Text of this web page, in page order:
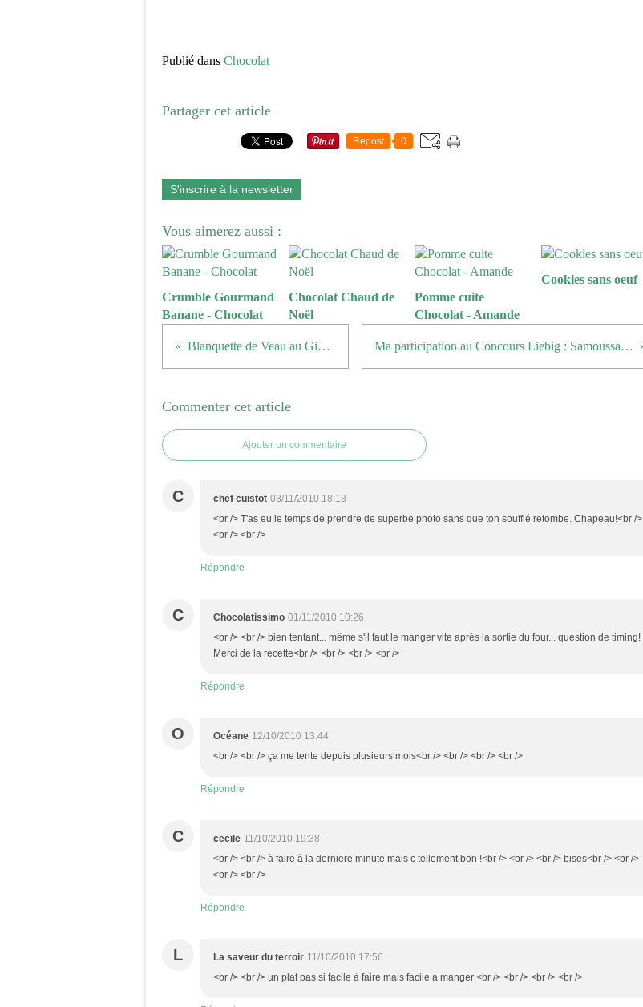
Publié dans Chocolat
Partager cet article
Repost 0
S'inscrire à la newsletter
Vous aimerez aussi :
Crumble Gourmand
Banane - Chocolat
Chocolat Chaud de
Noël
Pomme cuite
Chocolat - Amande
Cookies sans oeuf
Blanquette de Veau au Gingembre Ma participation au Concours Liebig : Samoussas de la Mer
Commenter cet article
Ajouter un commentaire
C chef cuistot 03/11/2010 18:13
<br /> T'as eu le temps de prendre de superbe photo sans que ton soufflé retombe. Chapeau!<br />
<br /> <br />
Répondre
C Chocolatissimo 01/11/2010 10:26
<br /> <br /> bien tentant... même s'il faut le manger vite après la sortie du four... question de timing!
Merci de la recette<br /> <br /> <br /> <br />
Répondre
O Océane 12/10/2010 13:44
<br /> <br /> ça me tente depuis plusieurs mois<br /> <br /> <br /> <br />
Répondre
C cecile 11/10/2010 19:38
<br /> <br /> à faire à la derniere minute mais c tellement bon !<br /> <br /> <br /> bises<br /> <br />
<br /> <br />
Répondre
L La saveur du terroir 11/10/2010 17:56
<br /> <br /> un plat pas si facile à faire mais facile à manger <br /> <br /> <br /> <br />